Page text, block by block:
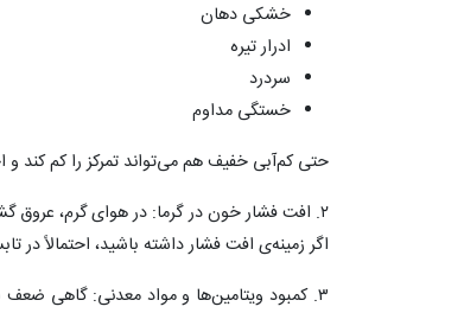
خشکی دهان
ادرار تیره
سردرد
خستگی مداوم
حتی کم‌آبی خفیف هم می‌تواند تمرکز را کم کند
۲. افت فشار خون در گرما: در هوای گرم،
اگر زمینه‌ی افت فشار داشته باشید، احتمالاً
۳. کمبود ویتامین‌ها و مواد معدنی: گاهی